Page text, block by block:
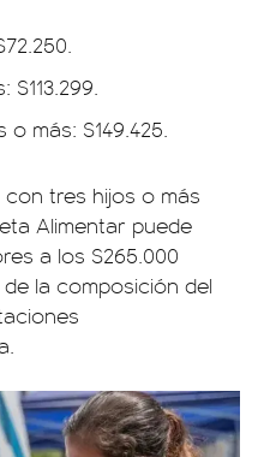
más: $149.425.
con tres hijos o más
Alimentar puede
a los $265.000
la composición del